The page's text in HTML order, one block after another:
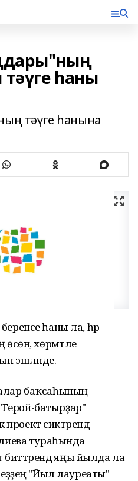
һаны
тәүге һанына
һаны ла, һәр
өсөн, хөрмәтле
эшләнде.
баҡсаһының
батырҙар"
сиктәрендә
тураһында
биттәрендә яңы йылда ла
"Йыл лауреаты"